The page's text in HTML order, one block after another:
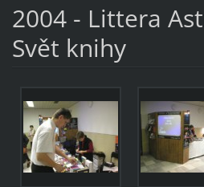
2004 - Littera
Svět knihy